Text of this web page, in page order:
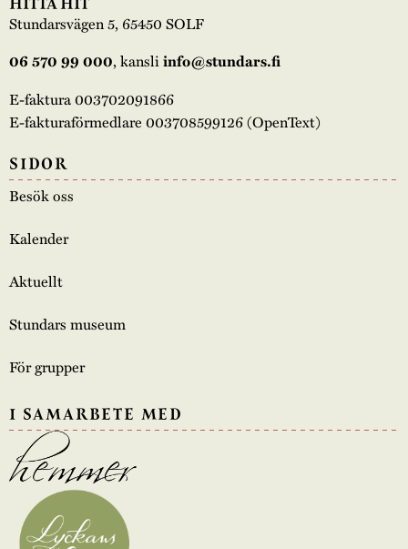
Stundarsvägen 5, 65450 SOLF
06 570 99 000, kansliinfo@stundars.fi
E-faktura 003702091866
E-fakturaförmedlare 003708599126 (OpenText)
SIDOR
Besök oss
Kalender
Aktuellt
Stundars museum
För grupper
I SAMARBETE MED